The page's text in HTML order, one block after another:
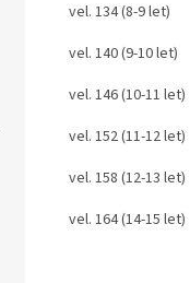
vel. 134
vel. 140 (9-
vel. 146
vel. 152
vel. 158
vel. 164